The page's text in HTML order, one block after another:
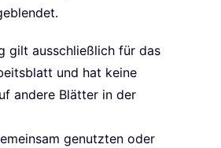
gilt ausschließlich für das
und hat keine
andere Blätter in der
genutzten oder